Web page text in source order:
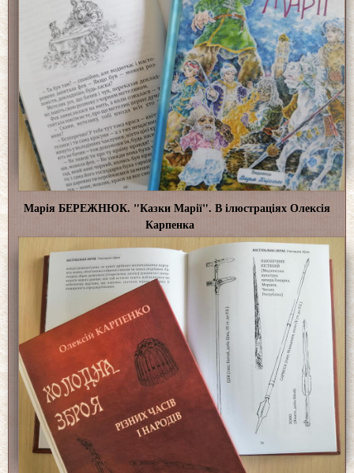
Марія БЕРЕЖНЮК. "Казки Марії". В ілюстраціях Олексія
Карпенка